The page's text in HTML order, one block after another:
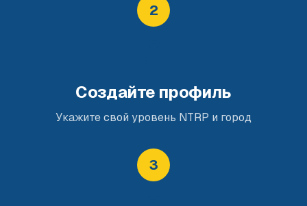
2
Создайте профиль
Укажите свой уровень NTRP и город
3